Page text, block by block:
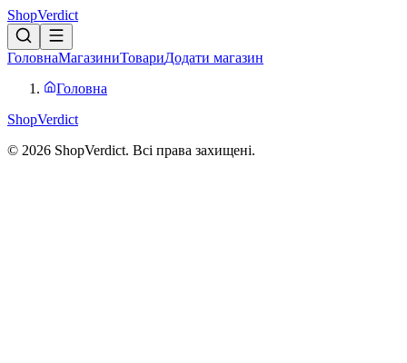
ShopVerdict
ГоловнаМагазиниТовариДодати магазин
Головна
ShopVerdict
© 2026 ShopVerdict. Всі права захищені.